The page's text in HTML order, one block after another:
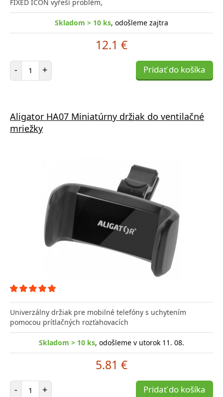
FIXED ICON vyřeší problém,
Skladom > 10 ks, odošleme zajtra
12.1 €
- Počet položiek
+ Pridať do košíka
Aligator HA07 Miniatúrny držiak do ventilačné
mriežky
Univerzálny držiak pre mobilné telefóny s uchytením
pomocou prítlačných rozťahovacích
Skladom > 10 ks, odošleme v utorok 11. 08.
5.81 €
- Počet položiek
+ Pridať do košíka